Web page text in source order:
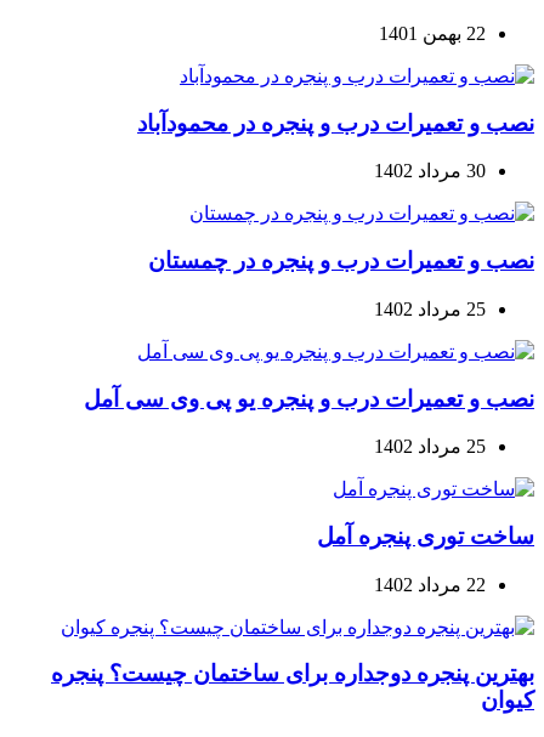
22 بهمن 1401
نصب و تعمیرات درب و پنجره در محمودآباد
30 مرداد 1402
نصب و تعمیرات درب و پنجره در چمستان
25 مرداد 1402
نصب و تعمیرات درب و پنجره یو پی وی سی آمل
25 مرداد 1402
ساخت توری پنجره آمل
22 مرداد 1402
بهترین پنجره دوجداره برای ساختمان چیست؟ پنجره
کیوان